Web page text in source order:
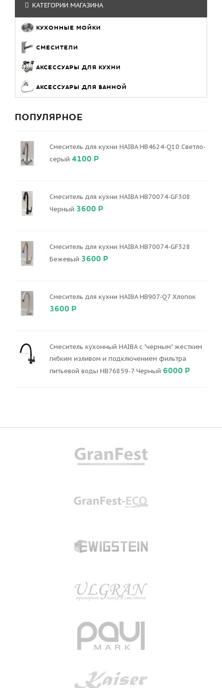
КАТЕГОРИИ МАГАЗИНА
КУХОННЫЕ МОЙКИ
СМЕСИТЕЛИ
АКСЕССУАРЫ ДЛЯ КУХНИ
АКСЕССУАРЫ ДЛЯ ВАННОЙ
ПОПУЛЯРНОЕ
Смеситель для кухни HAIBA HB4624-Q10 Светло-
серый 4100 Р
Смеситель для кухни HAIBA HB70074-GF308
Черный 3600 Р
Смеситель для кухни HAIBA HB70074-GF328
Бежевый 3600 Р
Смеситель для кухни HAIBA HB907-Q7 Хлопок
3600 Р
Смеситель кухонный HAIBA с "черным" жестким
гибким изливом и подключением фильтра
питьевой воды HB76859-7 Черный 6000 Р